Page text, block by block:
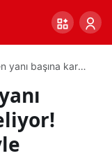
yanı başına kar